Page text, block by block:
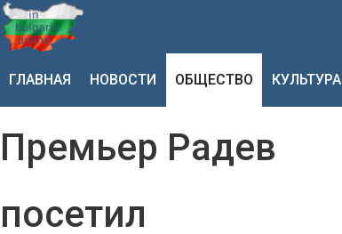
ГЛАВНАЯ НОВОСТИ ОБЩЕСТВО КУЛЬТУРА
Премьер Радев
посетил